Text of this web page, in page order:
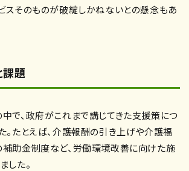
スそのものが破綻しかねないとの懸念もあ
題
で、政府がこれまで講じてきた支援策につ
。たとえば、介護報酬の引き上げや介護福
助金制度など、労働環境改善に向けた施
した。